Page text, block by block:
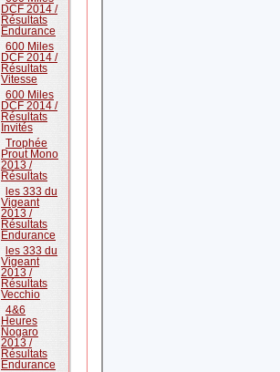
DCF 2014 /
Résultats
Endurance
600 Miles
DCF 2014 /
Résultats
Vitesse
600 Miles
DCF 2014 /
Résultats
Invités
Trophée
Prout Mono
2013 /
Résultats
les 333 du
Vigeant
2013 /
Résultats
Endurance
les 333 du
Vigeant
2013 /
Résultats
Vecchio
4&6
Heures
Nogaro
2013 /
Résultats
Endurance